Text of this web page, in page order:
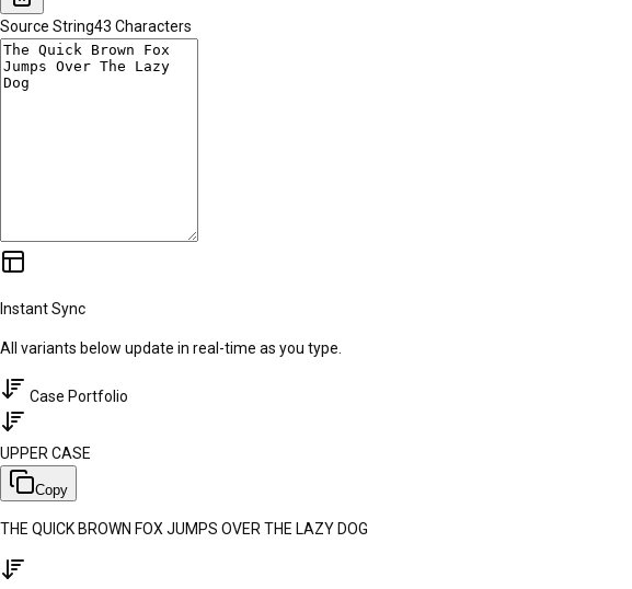
Source String43 Characters
Instant Sync
All variants below update in real-time as you type.
Case Portfolio
UPPER CASE
Copy
THE QUICK BROWN FOX JUMPS OVER THE LAZY DOG